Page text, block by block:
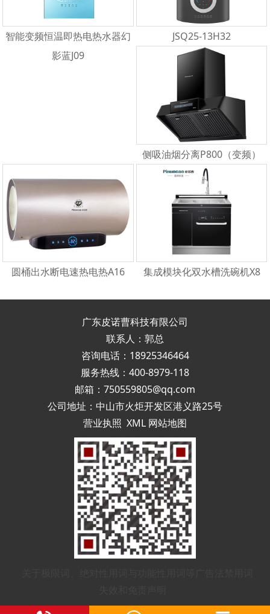
智能变频恒温即热电热水器幻
影蓝J09
JSQ25-13H32
侧吸油烟分离P800（变频）
圆桶出水断电速热电热A16 集成模块化双水槽洗碗机X8
广东皮诺曹科技有限公司
联系人：郭总
咨询电话：18925346464
服务热线：400-8979-118
邮箱：750559805@qq.com
公司地址：中山市火炬开发区港义路25号
营业执照 XML 网站地图